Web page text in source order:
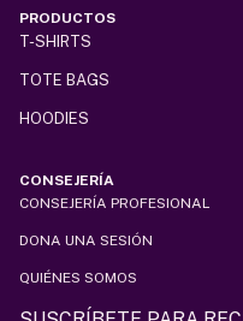
PRODUCTOS
T-SHIRTS
TOTE BAGS
HOODIES
CONSEJERÍA
CONSEJERÍA PROFESIONAL
DONA UNA SESIÓN
QUIÉNES SOMOS